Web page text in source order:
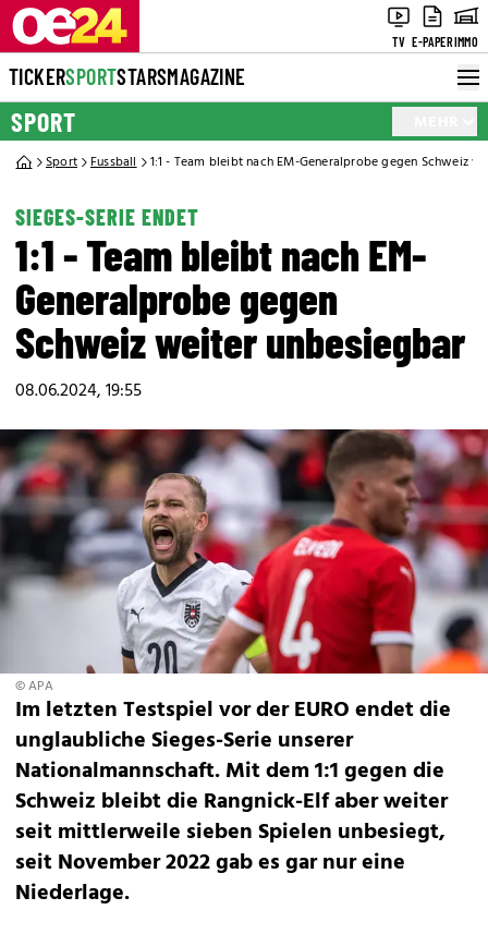
TV E-PAPERIMMO
TICKERSPORTSTARSMAGAZINE
SPORT
Sport Fussball 1:1 - Team bleibt nach EM-Generalprobe gegen Schweiz
SIEGES-SERIE ENDET
1:1 - Team bleibt nach EM-
Generalprobe gegen
Schweiz weiter unbesiegbar
08.06.2024, 19:55
© APA
Im letzten Testspiel vor der EURO endet die
unglaubliche Sieges-Serie unserer
Nationalmannschaft. Mit dem 1:1 gegen die
Schweiz bleibt die Rangnick-Elf aber weiter
seit mittlerweile sieben Spielen unbesiegt,
seit November 2022 gab es gar nur eine
Niederlage.